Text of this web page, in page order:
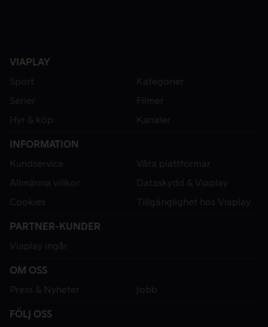
VIAPLAY
Sport
Kategorier
Serier
Filmer
Hyr & köp
Kanaler
INFORMATION
Kundservice
Våra plattformar
Allmänna villkor
Dataskydd & Viaplay
Cookies
Tillgänglighet hos Viaplay
PARTNER-KUNDER
Viaplay ingår
OM OSS
Press & Nyheter
Jobb
FÖLJ OSS